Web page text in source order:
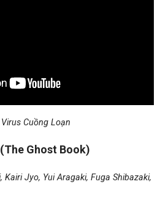
Virus Cuồng Loạn
Ghost Book)
Kairi Jyo, Yui Aragaki, Fuga Shibazaki,